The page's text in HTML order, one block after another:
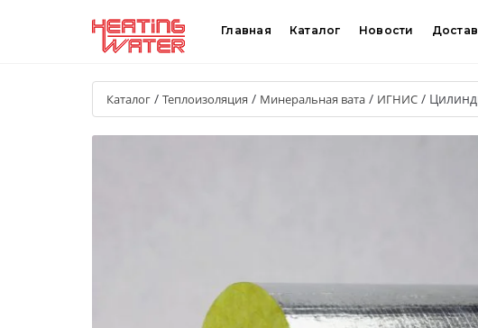
Главная Каталог Новости
Каталог / Теплоизоляция / Минеральная вата / ИГНИС /